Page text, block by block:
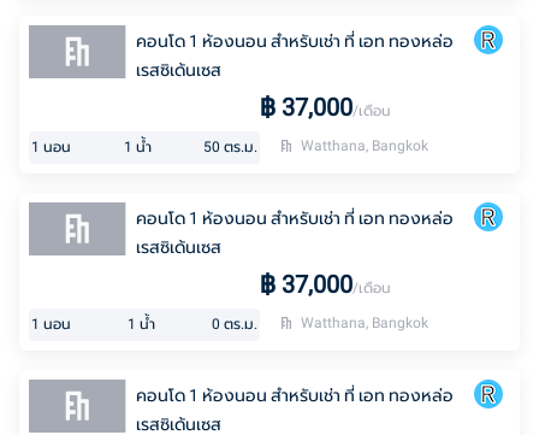
คอนโด 1 ห้องนอน สำหรับเช่า ที่ เอท ทองหล่อ
เรสซิเด้นเซส
฿ 37,000/เดือน
1 นอน 1 น้ำ 50 ตร.ม. Watthana, Bangkok
คอนโด 1 ห้องนอน สำหรับเช่า ที่ เอท ทองหล่อ
เรสซิเด้นเซส
฿ 37,000/เดือน
1 นอน 1 น้ำ 0 ตร.ม. Watthana, Bangkok
คอนโด 1 ห้องนอน สำหรับเช่า ที่ เอท ทองหล่อ
เรสซิเด้นเซส